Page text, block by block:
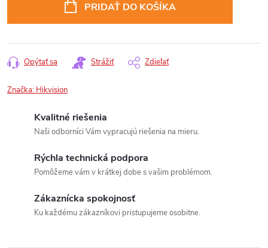
PRIDAŤ DO KOŠÍKA
Opýtať sa Strážiť Zdieľať
Značka: Hikvision
Kvalitné riešenia
Naši odborníci Vám vypracujú riešenia na mieru.
Rýchla technická podpora
Pomôžeme vám v krátkej dobe s vašim problémom.
Zákaznícka spokojnosť
Ku každému zákazníkovi pristupujeme osobitne.